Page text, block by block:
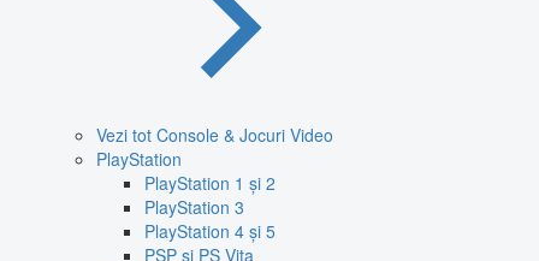
Vezi tot Console & Jocuri Video
PlayStation
PlayStation 1 și 2
PlayStation 3
PlayStation 4 și 5
PSP și PS Vita